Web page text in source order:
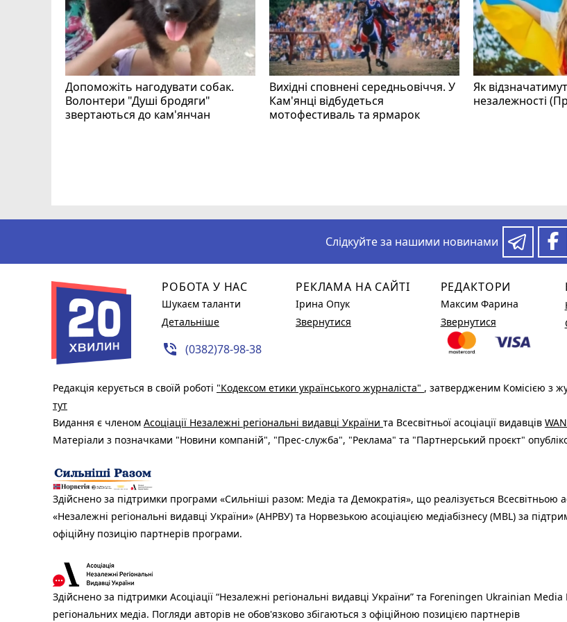
Допоможіть нагодувати собак.
Волонтери "Душі бродяги"
звертаються до кам'янчан
Вихідні сповнені середньовіччя. У
Кам'янці відбудеться
мотофестиваль та ярмарок
Як
незалежності
Слідкуйте за нашими новинами
РОБОТА У НАС
Шукаєм таланти
Детальніше
phone_in_talk (0382)78-98-38
РЕКЛАМА НА САЙТІ
Ірина Опук
Звернутися
РЕДАКТОРИ
Максим Фарина
Звернутися
Редакція керується в своїй роботі "Кодексом етики українського журналіста" , затвердженим Комісією з
тут
Видання є членом Асоціації Незалежні регіональні видавці України та Всесвітньої асоціації видавців
Матеріали з позначками "Новини компаній", "Прес-служба", "Реклама" та "Партнерський проєкт"
Здійснено за підтримки програми «Сильніші разом: Медіа та Демократія», що реалізується Всесвітньою
«Незалежні регіональні видавці України» (АНРВУ) та Норвезькою асоціацією медіабізнесу (MBL) за
офіційну позицію партнерів програми.
Здійснено за підтримки Асоціації “Незалежні регіональні видавці України” та Foreningen Ukrainian
регіональних медіа. Погляди авторів не обов'язково збігаються з офіційною позицією партнерів